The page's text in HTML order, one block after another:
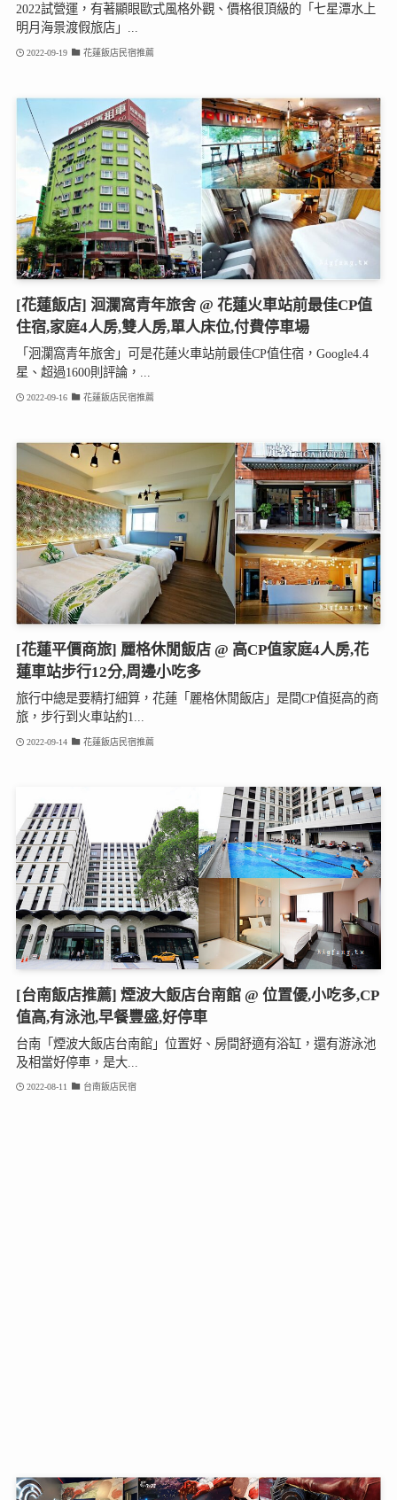
2022試營運，有著顯眼歐式風格外觀、價格很頂級的「七星潭水上
明月海景渡假旅店」...
2022-09-19 花蓮飯店民宿推薦
[花蓮飯店] 洄瀾窩青年旅舍 @ 花蓮火車站前最佳CP值
住宿,家庭4人房,雙人房,單人床位,付費停車場
「洄瀾窩青年旅舍」可是花蓮火車站前最佳CP值住宿，Google4.4
星、超過1600則評論，...
2022-09-16 花蓮飯店民宿推薦
[花蓮平價商旅] 麗格休閒飯店 @ 高CP值家庭4人房,花
蓮車站步行12分,周邊小吃多
旅行中總是要精打細算，花蓮「麗格休閒飯店」是間CP值挺高的商
旅，步行到火車站約1...
2022-09-14 花蓮飯店民宿推薦
[台南飯店推薦] 煙波大飯店台南館 @ 位置優,小吃多,CP
值高,有泳池,早餐豐盛,好停車
台南「煙波大飯店台南館」位置好、房間舒適有浴缸，還有游泳池
及相當好停車，是大...
2022-08-11 台南飯店民宿